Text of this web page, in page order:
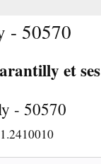
- 50570
et
- 50570